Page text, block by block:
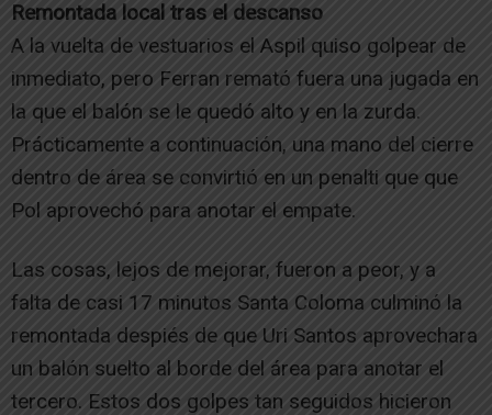
Remontada local tras el descanso
A la vuelta de vestuarios el Aspil quiso golpear de
inmediato, pero Ferran remató fuera una jugada en
la que el balón se le quedó alto y en la zurda.
Prácticamente a continuación, una mano del cierre
dentro de área se convirtió en un penalti que que
Pol aprovechó para anotar el empate.
Las cosas, lejos de mejorar, fueron a peor, y a
falta de casi 17 minutos Santa Coloma culminó la
remontada despiés de que Uri Santos aprovechara
un balón suelto al borde del área para anotar el
tercero. Estos dos golpes tan seguidos hicieron